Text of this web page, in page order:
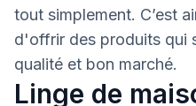
tout simplement. C’est
d'offrir des produits qui
qualité et bon marché.
Linge de